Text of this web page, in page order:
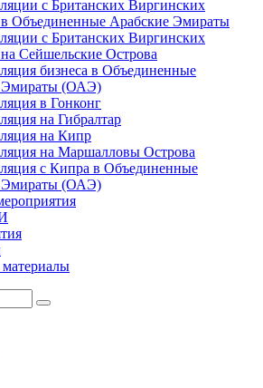
с Британских Виргинских
Объединенные Арабские Эмираты
с Британских Виргинских
Сейшельские Острова
бизнеса в Объединенные
Эмираты (ОАЭ)
в Гонконг
на Гибралтар
на Кипр
на Маршалловы Острова
с Кипра в Объединенные
Эмираты (ОАЭ)